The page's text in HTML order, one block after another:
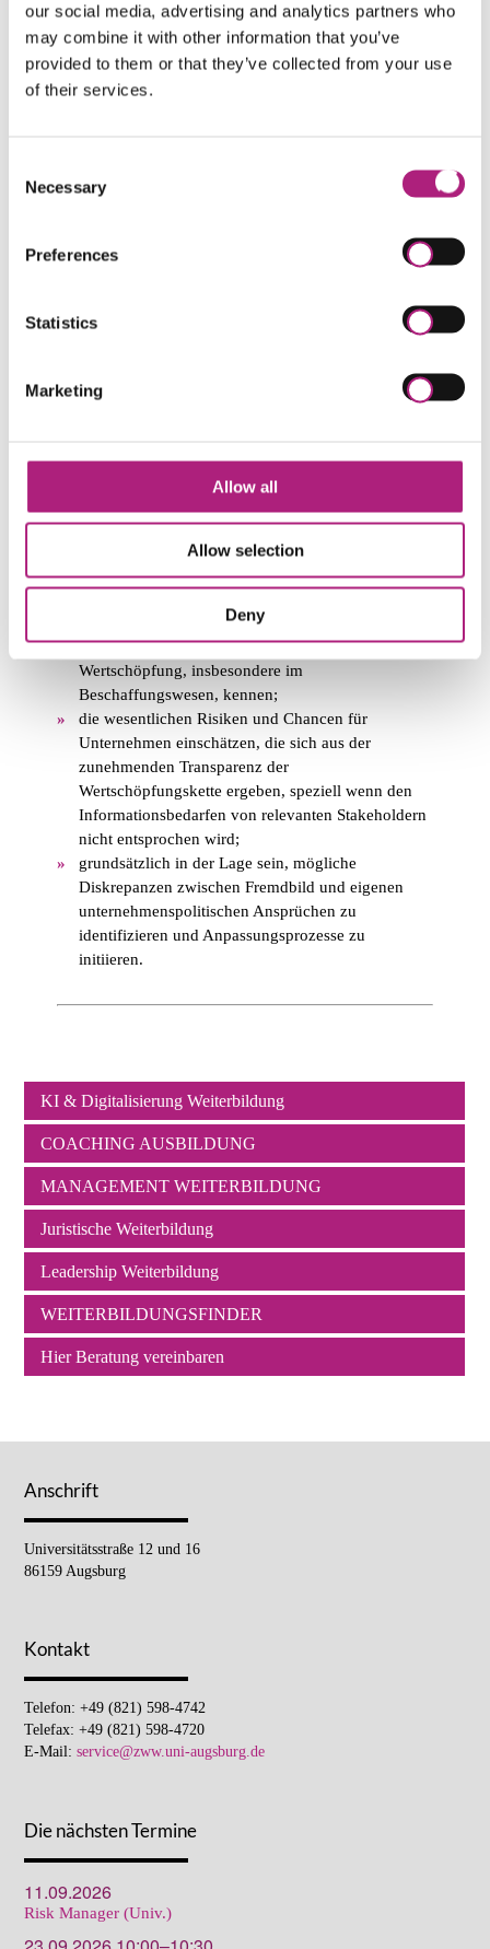
our social media, advertising and analytics partners who
may combine it with other information that you’ve
provided to them or that they’ve collected from your use
of their services.
Selection
Necessary
Preferences
Statistics
Marketing
Allow all
Allow selection
Deny
-Sourcing – Produktnutzungsphase – End of Life.
Stichpunkte?
Supplier Code of Conduct
Treibhausgasprotokoll (GHG Protocol)
Umweltmanagementsystem nach EMAS oder ISO
Kreislaufwirtschaft (Circular Economy)
Die Teilnehmenden sollen
unternehmerischer Wertschöpfung und deren
Bedeutung im Kontext nachhaltigen Wirtschaftens
nachvollziehen können;
Steuerung und Messung von Nachhaltigkeit bei
wesentlichen Aspekten unternehmerischer
Wertschöpfung, insbesondere im
Beschaffungswesen, kennen;
die wesentlichen Risiken und Chancen für
Unternehmen einschätzen, die sich aus der
zunehmenden Transparenz der
Wertschöpfungskette ergeben, speziell wenn den
Informationsbedarfen von relevanten Stakeholdern
nicht entsprochen wird;
grundsätzlich in der Lage sein, mögliche
Diskrepanzen zwischen Fremdbild und eigenen
unternehmenspolitischen Ansprüchen zu
identifizieren und Anpassungsprozesse zu
initiieren.
Navigation
überspringen
KI & Digitalisierung Weiterbildung
COACHING AUSBILDUNG
MANAGEMENT WEITERBILDUNG
Juristische Weiterbildung
Leadership Weiterbildung
WEITERBILDUNGSFINDER
Hier Beratung vereinbaren
Anschrift
Universitätsstraße 12 und 16
86159 Augsburg
Kontakt
Telefon: +49 (821) 598-4742
Telefax: +49 (821) 598-4720
E-Mail:service@zww.uni-augsburg.de
Die nächsten Termine
11.09.2026
Risk Manager (Univ.)